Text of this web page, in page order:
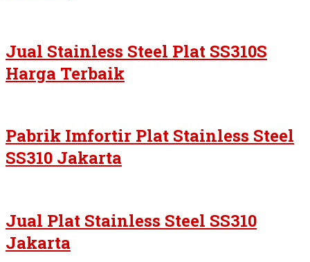
Jual Stainless Steel Plat SS310S
Harga Terbaik
Pabrik Imfortir Plat Stainless Steel
SS310 Jakarta
Jual Plat Stainless Steel SS310
Jakarta